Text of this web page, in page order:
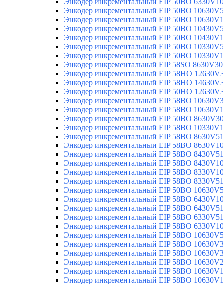
Энкодер инкрементальный EIP 50BO
Энкодер инкрементальный EIP 50BO
Энкодер инкрементальный EIP 50BO
Энкодер инкрементальный EIP 50BO
Энкодер инкрементальный EIP 50BO
Энкодер инкрементальный EIP 50BO
Энкодер инкрементальный EIP 50BO
Энкодер инкрементальный EIP 58SO
Энкодер инкрементальный EIP 58HO
Энкодер инкрементальный EIP 58HO
Энкодер инкрементальный EIP 50HO
Энкодер инкрементальный EIP 58BO
Энкодер инкрементальный EIP 58BO
Энкодер инкрементальный EIP 50BO
Энкодер инкрементальный EIP 58BO
Энкодер инкрементальный EIP 58BO
Энкодер инкрементальный EIP 58BO
Энкодер инкрементальный EIP 58BO
Энкодер инкрементальный EIP 58BO
Энкодер инкрементальный EIP 58BO
Энкодер инкрементальный EIP 58BO
Энкодер инкрементальный EIP 50BO
Энкодер инкрементальный EIP 58BO
Энкодер инкрементальный EIP 58BO
Энкодер инкрементальный EIP 58BO
Энкодер инкрементальный EIP 58BO
Энкодер инкрементальный EIP 58BO
Энкодер инкрементальный EIP 58BO
Энкодер инкрементальный EIP 58BO
Энкодер инкрементальный EIP 58BO
Энкодер инкрементальный EIP 58BO
Энкодер инкрементальный EIP 58BO